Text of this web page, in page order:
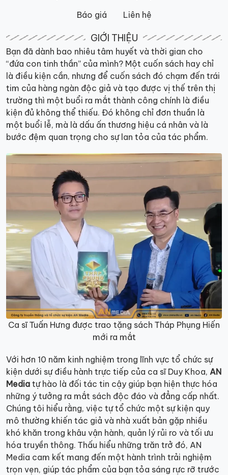
Báo giá
Liên hệ
GIỚI THIỆU
Bạn đã dành bao nhiêu tâm huyết và thời gian cho
“đứa con tinh thần” của mình? Một cuốn sách hay chỉ
là điều kiện cần, nhưng để cuốn sách đó chạm đến trái
tim của hàng ngàn độc giả và tạo được vị thế trên thị
trường thì một buổi ra mắt thành công chính là điều
kiện đủ không thể thiếu. Đó không chỉ đơn thuần là
một buổi lễ, mà là dấu ấn thương hiệu cá nhân và là
bước đệm quan trọng cho sự lan tỏa của tác phẩm.
Ca sĩ Tuấn Hưng được trao tặng sách Tháp Phụng Hiến
mới ra mắt
Với hơn 10 năm kinh nghiệm trong lĩnh vực tổ chức sự
kiện dưới sự điều hành trực tiếp của ca sĩ Duy Khoa, AN
Media tự hào là đối tác tin cậy giúp bạn hiện thực hóa
những ý tưởng ra mắt sách độc đáo và đẳng cấp nhất.
Chúng tôi hiểu rằng, việc tự tổ chức một sự kiện quy
mô thường khiến tác giả và nhà xuất bản gặp nhiều
khó khăn trong khâu vận hành, quản lý rủi ro và tối ưu
hóa truyền thông. Thấu hiểu những trăn trở đó, AN
Media cam kết mang đến một hành trình trải nghiệm
trọn vẹn, giúp tác phẩm của bạn tỏa sáng rực rỡ trước